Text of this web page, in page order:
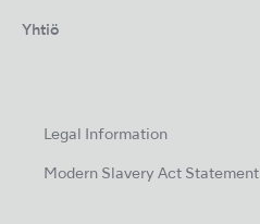
Yhtiö
Legal Information
Modern Slavery Act Statement